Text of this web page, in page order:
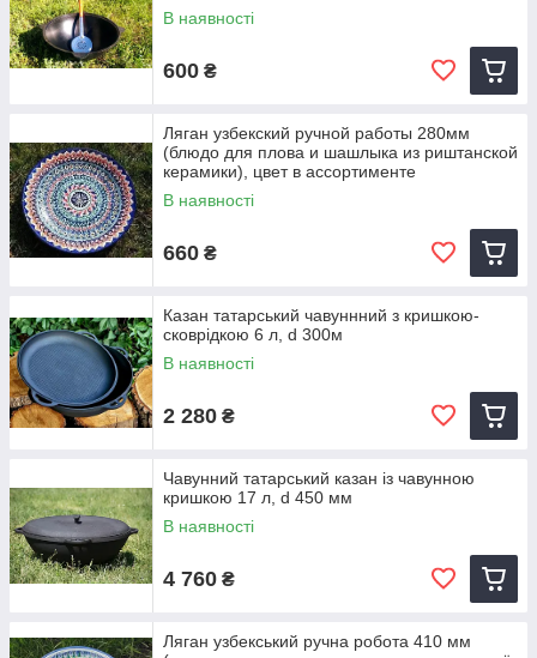
В наявності
600 ₴
Ляган узбекский ручной работы 280мм
(блюдо для плова и шашлыка из риштанской
керамики), цвет в ассортименте
В наявності
660 ₴
Казан татарський чавуннний з кришкою-
сковрідкою 6 л, d 300м
В наявності
2 280 ₴
Чавунний татарський казан із чавунною
кришкою 17 л, d 450 мм
В наявності
4 760 ₴
Ляган узбекський ручна робота 410 мм